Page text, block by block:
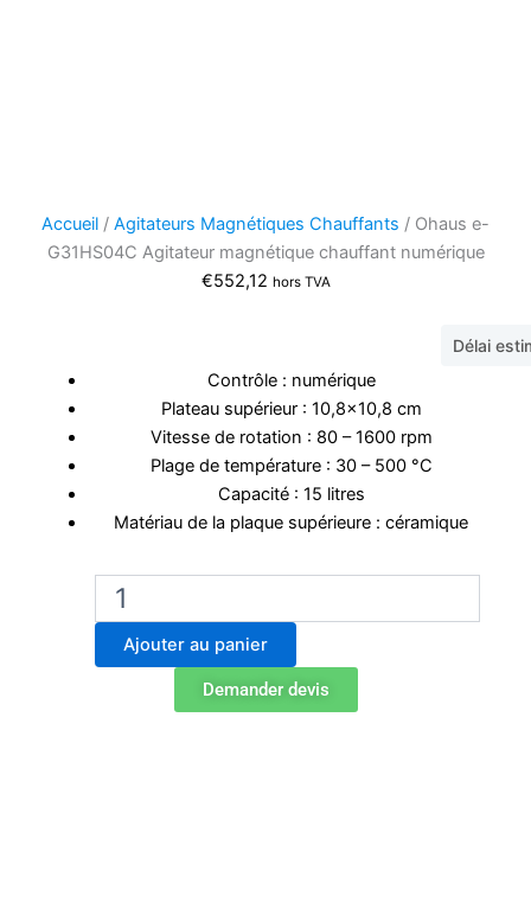
Accueil / Agitateurs Magnétiques Chauffants / Ohaus e-
G31HS04C Agitateur magnétique chauffant numérique
€552,12 hors TVA
Délai
Contrôle : numérique
Plateau supérieur : 10,8×10,8 cm
Vitesse de rotation : 80 – 1600 rpm
Plage de température : 30 – 500 °C
Capacité : 15 litres
Matériau de la plaque supérieure : céramique
quantité
Ohaus
Ajouter au panier
Demander devis